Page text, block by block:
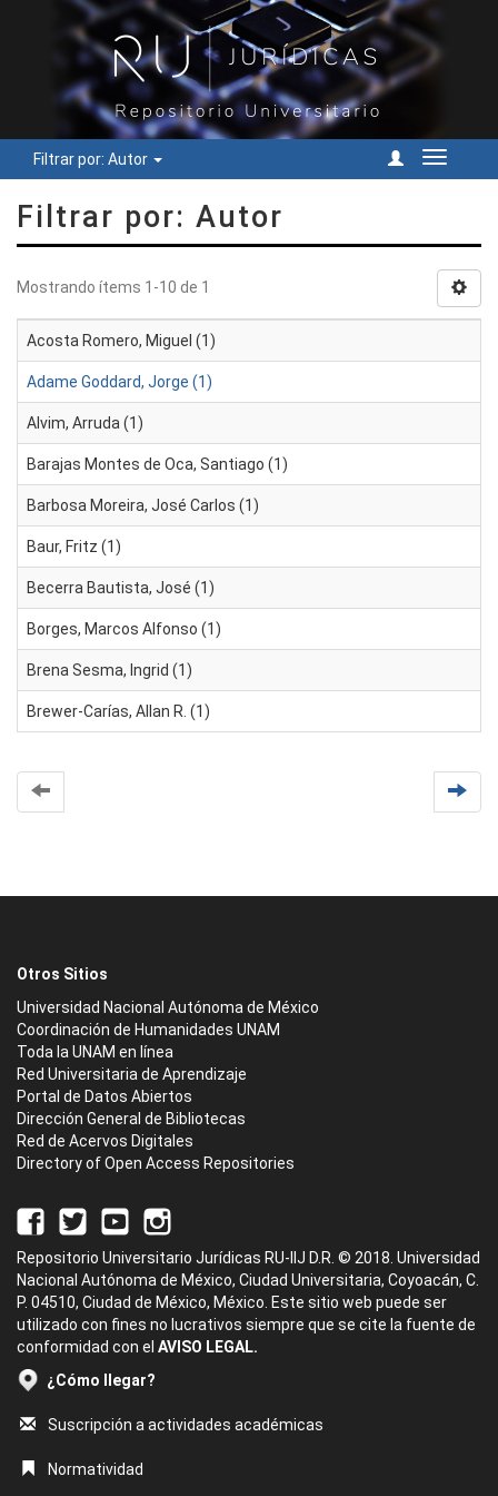
Filtrar por: Autor
Cambiar
Filtrar por: Autor
Mostrando ítems 1-10 de 1
Acosta Romero, Miguel (1)
Adame Goddard, Jorge (1)
Alvim, Arruda (1)
Barajas Montes de Oca, Santiago (1)
Barbosa Moreira, José Carlos (1)
Baur, Fritz (1)
Becerra Bautista, José (1)
Borges, Marcos Alfonso (1)
Brena Sesma, Ingrid (1)
Brewer-Carías, Allan R. (1)
Otros Sitios
Universidad Nacional Autónoma de México
Coordinación de Humanidades UNAM
Toda la UNAM en línea
Red Universitaria de Aprendizaje
Portal de Datos Abiertos
Dirección General de Bibliotecas
Red de Acervos Digitales
Directory of Open Access Repositories
Repositorio Universitario Jurídicas RU-IIJ D.R. © 2018. Universidad
Nacional Autónoma de México, Ciudad Universitaria, Coyoacán, C.
P. 04510, Ciudad de México, México. Este sitio web puede ser
utilizado con fines no lucrativos siempre que se cite la fuente de
conformidad con el AVISO LEGAL.
¿Cómo llegar?
Suscripción a actividades académicas
Normatividad